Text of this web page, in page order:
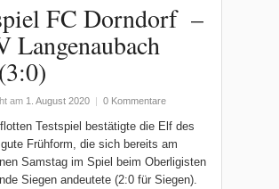
FC Dorndorf –
Langenaubach
am 1. August 2020 0 Kommentare
Testspiel bestätigte die Elf des
Frühform, die sich bereits am
Samstag im Spiel beim Oberligisten
Siegen andeutete (2:0 für Siegen).